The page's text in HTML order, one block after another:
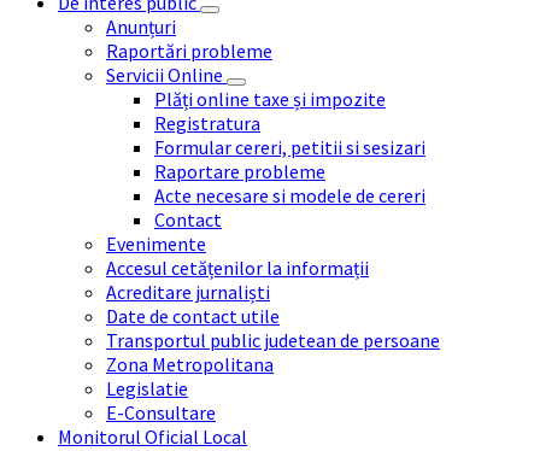
Anunțuri
Raportări probleme
Servicii Online
Plăți online taxe și impozite
Registratura
Formular cereri, petitii si sesizari
Raportare probleme
Acte necesare si modele de cereri
Contact
Evenimente
Accesul cetățenilor la informații
Acreditare jurnaliști
Date de contact utile
Transportul public judetean de persoane
Zona Metropolitana
Legislatie
E-Consultare
Monitorul Oficial Local